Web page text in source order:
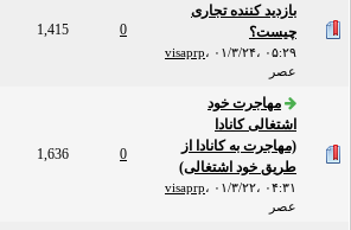
بازدید کننده تجاری
چیست؟
visaprp، ۰۱/۳/۲۴، ۰۵:۲۹
عصر
0
1,415
مهاجرت خود
اشتغالی کانادا
(مهاجرت به کانادا از
طریق خود اشتغالی)
visaprp، ۰۱/۳/۲۲، ۰۴:۳۱
عصر
0
1,636